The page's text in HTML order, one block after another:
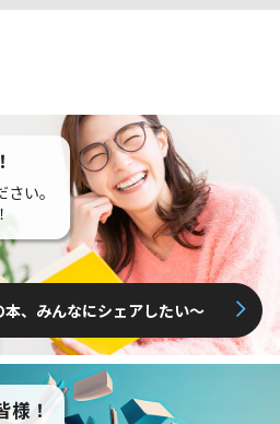
い。
本、みんなにシェアしたい〜
様！